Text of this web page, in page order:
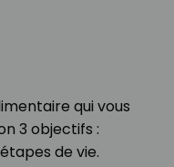
qui vous
3 objectifs :
de vie.